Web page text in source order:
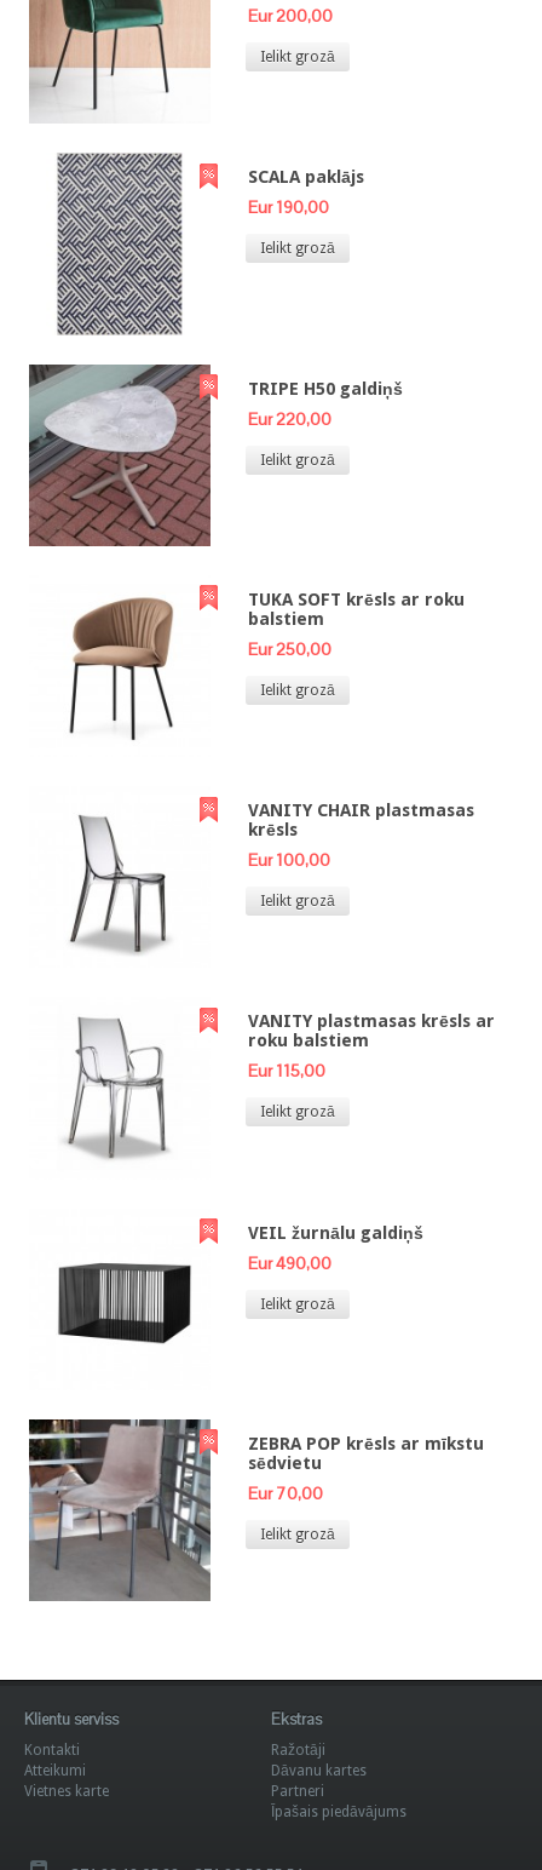
Eur 200,00
Ielikt grozā
SCALA paklājs
Eur 190,00
Ielikt grozā
TRIPE H50 galdiņš
Eur 220,00
Ielikt grozā
TUKA SOFT krēsls ar roku
balstiem
Eur 250,00
Ielikt grozā
VANITY CHAIR plastmasas
krēsls
Eur 100,00
Ielikt grozā
VANITY plastmasas krēsls ar
roku balstiem
Eur 115,00
Ielikt grozā
VEIL žurnālu galdiņš
Eur 490,00
Ielikt grozā
ZEBRA POP krēsls ar mīkstu
sēdvietu
Eur 70,00
Ielikt grozā
Klientu serviss
Kontakti
Atteikumi
Vietnes karte
Ekstras
Ražotāji
Dāvanu kartes
Partneri
Īpašais piedāvājums